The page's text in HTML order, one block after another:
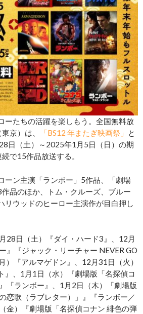
たちの活躍を楽しもう。全国無料放
京）は、
「BS12 年またぎ映画祭」
と
日（土）～2025年1月5日（日）の期
で15作品放送する。
ーン主演「ランボー」5作品、「劇場
品のほか、トム・クルーズ、ブルー
リウッドのヒーロー主演作が目白押し
28日（土）『ダイ・ハード3』、12月
』『ジャック・リーチャー NEVER GO
）『アルマゲドン』、12月31日（火）
』、1月1日（水）『劇場版「名探偵コ
『ランボー』、1月2日（木）『劇場版
恋歌（ラブレター）」』『ランボー／
金）『劇場版「名探偵コナン 緋色の弾